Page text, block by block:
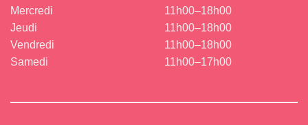
Mercredi
Jeudi
Vendredi
Samedi
11h00–18h00
11h00–18h00
11h00–18h00
11h00–17h00